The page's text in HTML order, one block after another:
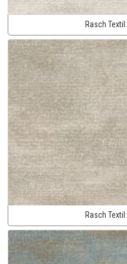
Rasch Textil:
Rasch Textil: